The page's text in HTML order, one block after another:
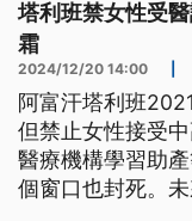
塔利班禁女性受
霜
2024/12/20 14:00
阿富汗塔利班
但禁止女性接受
醫療機構學習助
個窗口也封死。